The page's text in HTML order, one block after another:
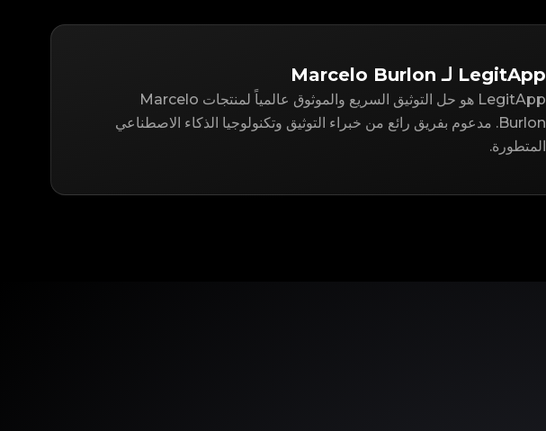
LegitApp لـ Marcelo Burlon
LegitApp هو حل التوثيق السريع والموثوق عالمياً لمنتجات Marcelo
Burlon. مدعوم بفريق رائع من خبراء التوثيق وتكنولوجيا الذكاء الاصطناعي
المتطورة.